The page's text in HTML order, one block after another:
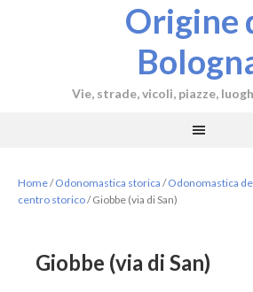
Origine
Vie, strade, vicoli, piazze,
Home/ Odonomastica storica / Odonomastica
centro storico/Giobbe (via di San)
Giobbe (via di San)